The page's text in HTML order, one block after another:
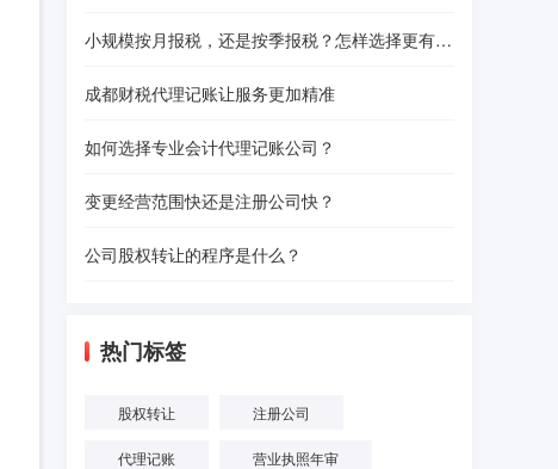
取消，改为企业年度报告
公示时间是每年的1月1日-6
位创业者们准备了一份操
悉怎样操作的人作为参
小规模按月报税，还是按季报税？怎样选择更有利？
成都财税代理记账让服务更加精准
如何选择专业会计代理记账公司？
变更经营范围快还是注册公司快？
公司股权转让的程序是什么？
热门标签
股权转让 注册公司
代理记账 营业执照年审